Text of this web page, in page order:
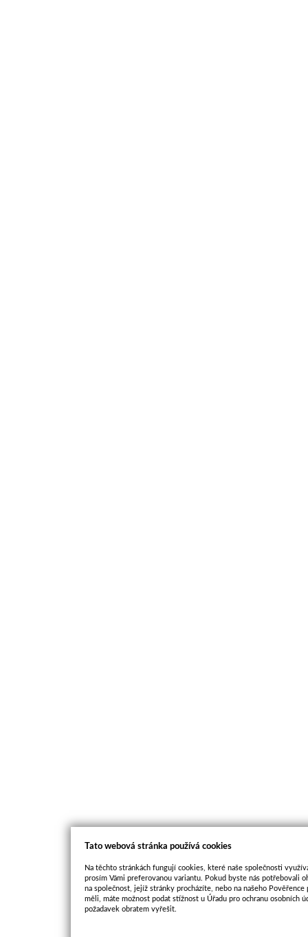
Tato webová stránka používá cookies
Na těchto stránkách fungují cookies, které naše společnosti
prosím Vámi preferovanou variantu. Pokud byste nás potřebovali
na společnost, jejíž stránky procházíte, nebo na našeho
měli, máte možnost podat stížnost u Úřadu pro ochranu osobních
požadavek obratem vyřešit.